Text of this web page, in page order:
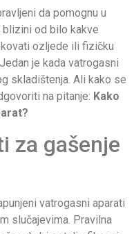
da pomognu u
blizini od bilo kakve
ozljede ili fizičku
je kada vatrogasni
skladištenja. Ali kako se
na pitanje: Kako
za gašenje
vatrogasni aparati
slučajevima. Pravilna